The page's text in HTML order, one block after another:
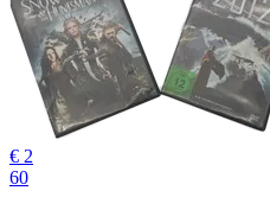
€ 2
60